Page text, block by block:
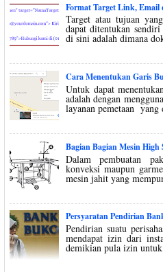
Format Target Link, Email
Target atau tujuan
dapat ditentukan
di sini adalah dimana
Cara Menentukan Garis
Untuk dapat
adalah dengan
layanan pemetaan yang
Bagian Bagian Mesin High
Dalam pembuatan
konveksi maupun
mesin jahit yang
Persyaratan Pendirian
Pendirian suatu
mendapat izin dari
demikian pula izin